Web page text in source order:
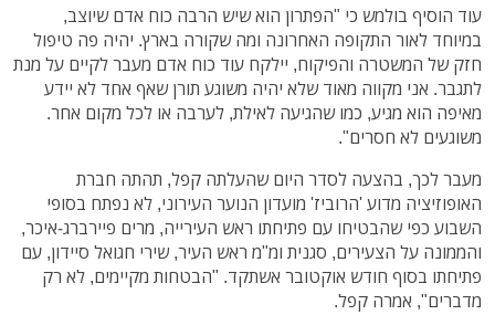
עוד הוסיף בולמש כי "הפתרון הוא שיש הרבה כוח אדם שיוצב,
במיוחד לאור התקופה האחרונה ומה שקורה בארץ. יהיה פה טיפול
חזק של המשטרה והפיקוח, יילקח עוד כוח אדם מעבר לקיים על מנת
לתגבר. אני מקווה מאוד שלא יהיה משוגע תורן שאף אחד לא יידע
מאיפה הוא מגיע, כמו שהגיעה לאילת, לערבה או לכל מקום אחר.
משוגעים לא חסרים".
מעבר לכך, בהצעה לסדר היום שהעלתה קפל, תהתה חברת
האופוזיציה מדוע 'הרוביז' מועדון הנוער העירוני, לא נפתח בסופי
השבוע כפי שהבטיחו עם פתיחתו ראש העירייה, מרים פיירברג-איכר,
והממונה על הצעירים, סגנית ומ"מ ראש העיר, שירי חגואל סיידון, עם
פתיחתו בסוף חודש אוקטובר אשתקד. "הבטחות מקיימים, לא רק
מדברים", אמרה קפל.